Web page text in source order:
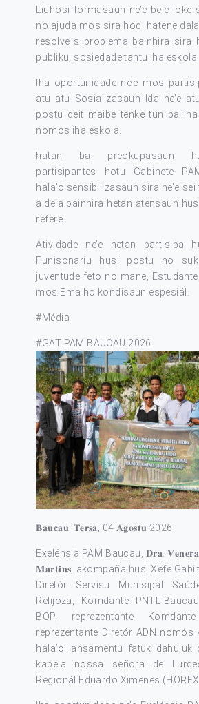
Liuhosi formasaun ne’e bele
no ajuda mos sira hodi hatene
resolve s problema bainhira sira
publiku, sosiedade tantu iha eskola
Iha oportunidade ne’e mos
atu atu Sosializasaun Ida ne’e
postu deit maibe tenke tun ba
nomos iha eskola.
hatan ba preokupasaun
partisipantes hotu Gabinete
hala’o sensibilizasaun sira ne’e
aldeia bainhira hetan atensaun
refere.
Atividade ne’e hetan partisipa
Funisonariu husi postu no
juventude feto no mane,
mos Ema ho kondisaun espesiál.
#Média
#GAT PAM BAUCAU 2026
𝐁𝐚𝐮𝐜𝐚𝐮: 𝐓𝐞𝐫𝐬𝐚, 04 𝐀𝐠𝐨𝐬𝐭𝐮 2026-
Exelénsia PAM Baucau, 𝐃𝐫𝐚.
𝐌𝐚𝐫𝐭𝐢𝐧𝐬, akompaña husi Xefe
Diretór Servisu Munisipál
Relijoza, Komdante PNTL-
BOP, reprezentante
reprezentante Diretór ADN nomós
hala’o lansamentu fatuk dahuluk
kapela nossa señora de
Regionál Eduardo Ximenes